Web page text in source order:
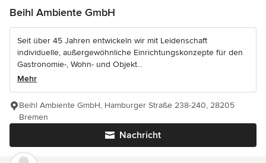
Beihl Ambiente GmbH
Seit über 45 Jahren entwickeln wir mit Leidenschaft
individuelle, außergewöhnliche Einrichtungskonzepte für den
Gastronomie-, Wohn- und Objekt...
Mehr
Nachricht
Beihl Ambiente GmbH, Hamburger Straße 238-240, 28205
Bremen